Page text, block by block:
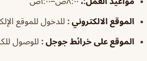
الموقع الالكتروني : للدخول للموقع
الموقع على خرائط جوجل : للوصول